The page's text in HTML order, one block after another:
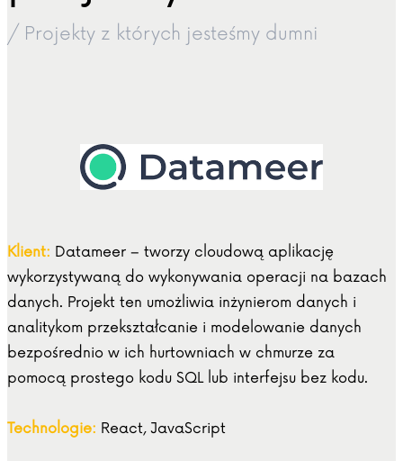
/ Projekty z których jesteśmy dumni
Klient: Datameer – tworzy cloudową aplikację
wykorzystywaną do wykonywania operacji na bazach
danych. Projekt ten umożliwia inżynierom danych i
analitykom przekształcanie i modelowanie danych
bezpośrednio w ich hurtowniach w chmurze za
pomocą prostego kodu SQL lub interfejsu bez kodu.
Technologie: React, JavaScript